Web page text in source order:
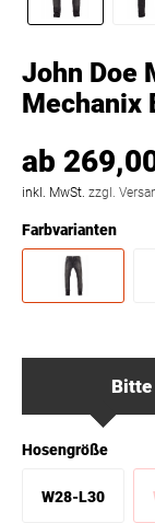
John Doe
Mechanix
ab
inkl. MwSt. zzgl.
Farbvarianten
Bitte
Hosengröße
W28-L30